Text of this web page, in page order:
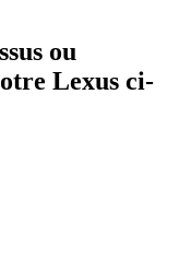
ou
Lexus ci-